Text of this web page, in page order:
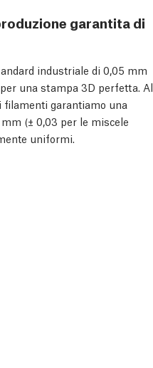
garantita di
industriale di 0,05 mm
una stampa 3D perfetta. Al
filamenti garantiamo una
(± 0,03 per le miscele
uniformi.